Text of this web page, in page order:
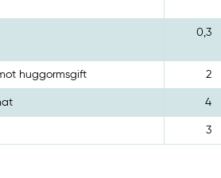
0,3
huggormsgift 2
4
3